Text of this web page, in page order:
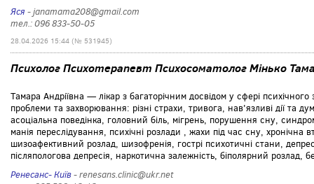
Яся - janamama208@gmail.com
тел.: 096 833-50-05
28.04.2026 15:44 (№ 531945)
Психолог Психотерапевт Психосоматолог Мінько
Тамара Андріївна — лікар з багаторічним досвідом у сфері психічного
проблеми та захворювання: різні страхи, тривога, нав'язливі дії та
асоціальна поведінка, головний біль, мігрень, порушення сну,
манія переслідування, психічні розлади , жахи під час сну, хронічна
шизоафективний розлад, шизофренія, гострі психотичні стани,
післяпологова депресія, наркотична залежність, біполярний розлад,
Ренесанс- Київ- renesans.clinic@ukr.net